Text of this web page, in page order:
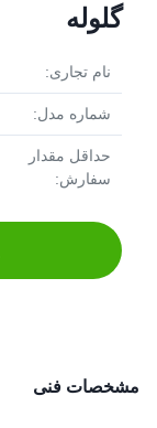
گلوله
نام تجاری:
شماره مدل:
حداقل مقدار
سفارش:
مشخصات فنی